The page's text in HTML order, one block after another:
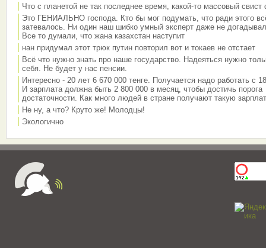
Что с планетой не так последнее время, какой-то массовый свист
Это ГЕНИАЛЬНО господа. Кто бы мог подумать, что ради этого
затевалось. Ни один наш шибко умный эксперт даже не
Все то думали, что жана казахстан наступит
нан придумал этот трюк путин повторил вот и токаев не отстает
Всё что нужно знать про наше государство. Надеяться нужно
себя. Не будет у нас пенсии.
Интересно - 20 лет 6 670 000 тенге. Получается надо работать с
И зарплата должна быть 2 800 000 в месяц, чтобы достичь порога
достаточности. Как много людей в стране получают такую
Не ну, а что? Круто же! Молодцы!
Экологично